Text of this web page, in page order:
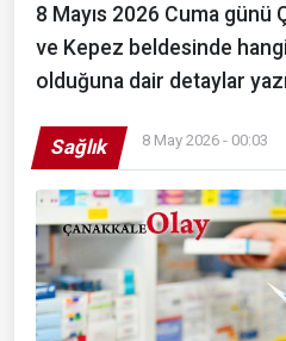
8 Mayıs 2026 Cuma günü
ve Kepez beldesinde
olduğuna dair detaylar
Sağlık 8 May 2026 - 00:03